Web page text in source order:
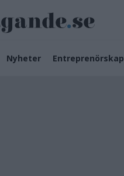
Nyheter Entreprenörskap